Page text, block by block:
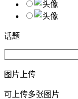
话题
图片上传
可上传多张图片